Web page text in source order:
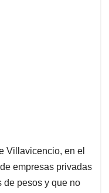
Villavicencio, en el
empresas privadas
de pesos y que no